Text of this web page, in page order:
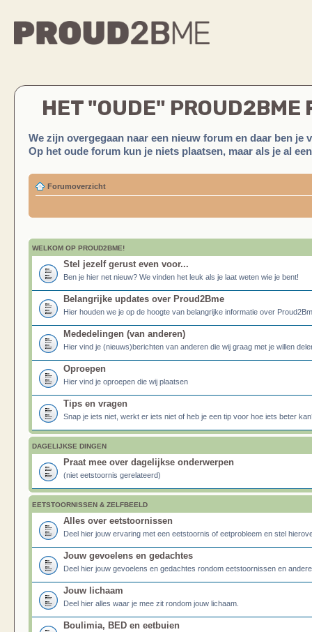
HET "OUDE" PROUD2BME
We zijn overgegaan naar een nieuw forum en daar ben je
Op het oude forum kun je niets plaatsen, maar als je al
Forumoverzicht
WELKOM OP PROUD2BME!
Stel jezelf gerust even voor...
Ben je hier net nieuw? We vinden het leuk als je laat weten wie je bent!
Belangrijke updates over Proud2Bme
Hier houden we je op de hoogte van belangrijke informatie over
Mededelingen (van anderen)
Hier vind je (nieuws)berichten van anderen die wij graag met je willen
Oproepen
Hier vind je oproepen die wij plaatsen
Tips en vragen
Snap je iets niet, werkt er iets niet of heb je een tip voor hoe iets beter
DAGELIJKSE DINGEN
Praat mee over dagelijkse onderwerpen
(niet eetstoornis gerelateerd)
EETSTOORNISSEN & ZELFBEELD
Alles over eetstoornissen
Deel hier jouw ervaring met een eetstoornis of eetprobleem en stel
Jouw gevoelens en gedachtes
Deel hier jouw gevoelens en gedachtes rondom eetstoornissen en
Jouw lichaam
Deel hier alles waar je mee zit rondom jouw lichaam.
Boulimia, BED en eetbuien